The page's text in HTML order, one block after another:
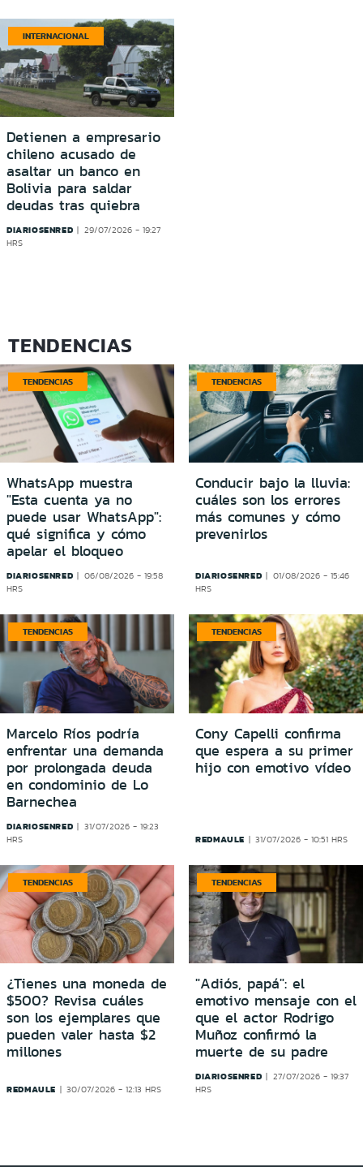
INTERNACIONAL
Detienen a empresario
chileno acusado de
asaltar un banco en
Bolivia para saldar
deudas tras quiebra
DIARIOSENRED
29/07/2026 - 19:27
HRS
TENDENCIAS
TENDENCIAS
WhatsApp muestra
"Esta cuenta ya no
puede usar WhatsApp":
qué significa y cómo
apelar el bloqueo
DIARIOSENRED
06/08/2026 - 19:58
HRS
TENDENCIAS
Conducir bajo la lluvia:
cuáles son los errores
más comunes y cómo
prevenirlos
DIARIOSENRED
01/08/2026 - 15:46
HRS
TENDENCIAS
Marcelo Ríos podría
enfrentar una demanda
por prolongada deuda
en condominio de Lo
Barnechea
DIARIOSENRED
31/07/2026 - 19:23
HRS
TENDENCIAS
Cony Capelli confirma
que espera a su primer
hijo con emotivo vídeo
REDMAULE 31/07/2026 - 10:51 HRS
TENDENCIAS
¿Tienes una moneda de
$500? Revisa cuáles
son los ejemplares que
pueden valer hasta $2
millones
REDMAULE 30/07/2026 - 12:13 HRS
TENDENCIAS
"Adiós, papá": el
emotivo mensaje con el
que el actor Rodrigo
Muñoz confirmó la
muerte de su padre
DIARIOSENRED
27/07/2026 - 19:37
HRS